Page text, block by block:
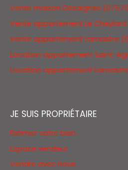
Vente maison Désaignes
Vente appartement Le Cheylard
Vente appartement Lamastre
Location appartement Saint-
Location appartement
JE SUIS PROPRIÉTAIRE
Estimez votre bien
Espace vendeur
Vendre avec nous